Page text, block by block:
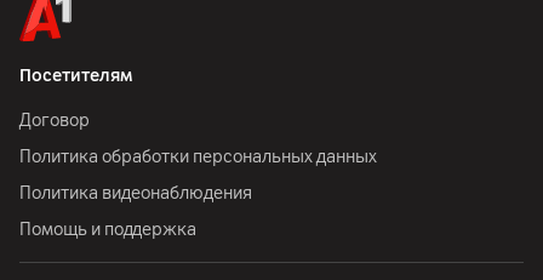
Посетителям
Договор
Политика обработки персональных данных
Политика видеонаблюдения
Помощь и поддержка